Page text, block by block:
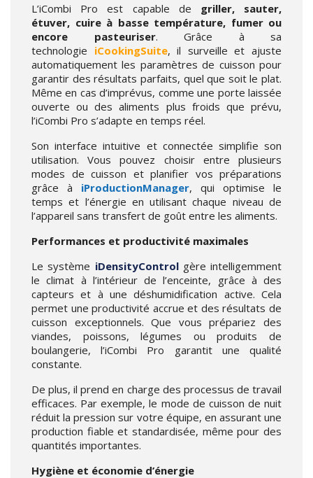
L’iCombi Pro est capable de griller, sauter,
étuver, cuire à basse température, fumer ou
encore pasteuriser. Grâce à sa
technologie iCookingSuite, il surveille et ajuste
automatiquement les paramètres de cuisson pour
garantir des résultats parfaits, quel que soit le plat.
Même en cas d’imprévus, comme une porte laissée
ouverte ou des aliments plus froids que prévu,
l’iCombi Pro s’adapte en temps réel.
Son interface intuitive et connectée simplifie son
utilisation. Vous pouvez choisir entre plusieurs
modes de cuisson et planifier vos préparations
grâce à iProductionManager, qui optimise le
temps et l’énergie en utilisant chaque niveau de
l’appareil sans transfert de goût entre les aliments.
Performances et productivité maximales
Le système iDensityControlgère intelligemment
le climat à l’intérieur de l’enceinte, grâce à des
capteurs et à une déshumidification active. Cela
permet une productivité accrue et des résultats de
cuisson exceptionnels. Que vous prépariez des
viandes, poissons, légumes ou produits de
boulangerie, l’iCombi Pro garantit une qualité
constante.
De plus, il prend en charge des processus de travail
efficaces. Par exemple, le mode de cuisson de nuit
réduit la pression sur votre équipe, en assurant une
production fiable et standardisée, même pour des
quantités importantes.
Hygiène et économie d’énergie